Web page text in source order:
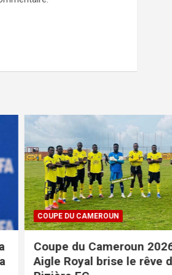
COUPE DU CAMEROUN
Coupe du Cameroun 2026 :
Aigle Royal brise le rêve de